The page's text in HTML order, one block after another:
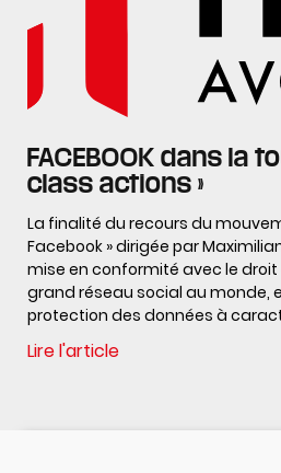
FACEBOOK dans la
class actions »
La finalité du recours du
Facebook » dirigée par
mise en conformité avec le droit
grand réseau social au monde,
protection des données à
Lire l'article